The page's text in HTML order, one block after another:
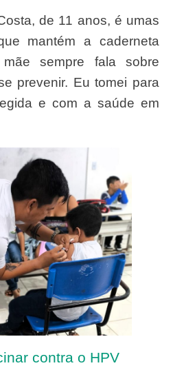
mantém a caderneta
mãe sempre fala sobre
prevenir. Eu tomei para
e com a saúde em
contra o HPV